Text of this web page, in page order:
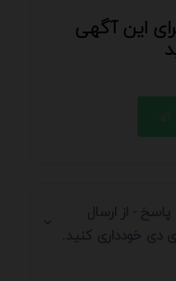
این آگهی
- از ارسال
دی خودداری کنید.